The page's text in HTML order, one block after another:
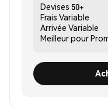
Devises 50+
Frais Variable
Arrivée Variable
Meilleur pour